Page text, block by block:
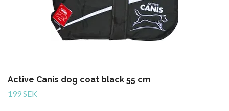
Active Canis dog coat black 55 cm
199 SEK